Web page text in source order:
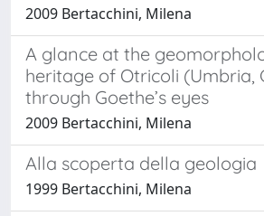
2009 Bertacchini, Milena
A glance at the
heritage of Otricoli (Umbria,
through Goethe’s eyes
2009 Bertacchini, Milena
Alla scoperta della geologia
1999 Bertacchini, Milena